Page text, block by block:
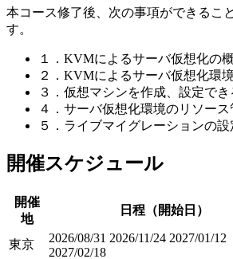
本コース修了後、次の事項ができるこ
す。
１．KVMによるサーバ仮想化の
２．KVMによるサーバ仮想化環
３．仮想マシンを作成、設定でき
４．サーバ仮想化環境のリソース
５．ライブマイグレーションの設
開催スケジュール
開催
地
日程（開始日）
東京 2026/08/31 2026/11/24 2027/01/12
2027/02/18